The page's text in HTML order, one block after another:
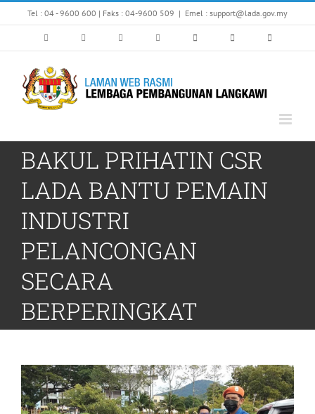
to
Tel : 04 - 9600 600 | Faks : 04-9600 509 | Emel : support@lada.gov.my
BAKUL PRIHATIN CSR
LADA BANTU PEMAIN
INDUSTRI
PELANCONGAN
SECARA
BERPERINGKAT